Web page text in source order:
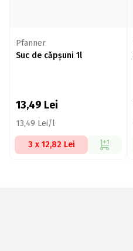
Pfanner
Suc de căpșuni 1l
13,49 Lei
13,49 Lei/l
3 x 12,82 Lei